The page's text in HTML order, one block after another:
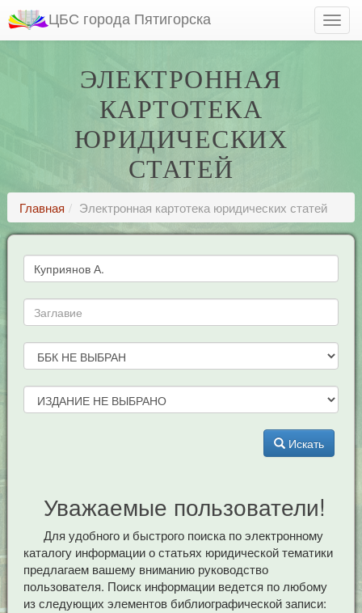
ЦБС города Пятигорска
ЭЛЕКТРОННАЯ
КАРТОТЕКА
ЮРИДИЧЕСКИХ
СТАТЕЙ
Главная Электронная картотека юридических статей
Искать
Уважаемые пользователи!
Для удобного и быстрого поиска по электронному
каталогу информации о статьях юридической тематики
предлагаем вашему вниманию руководство
пользователя. Поиск информации ведется по любому
из следующих элементов библиографической записи: